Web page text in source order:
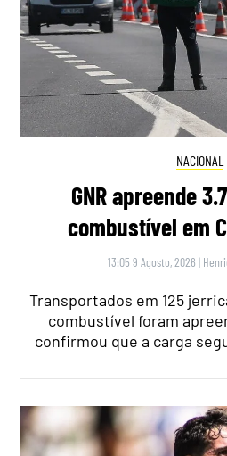
NACIONAL
GNR apreende
combustível em
13:05 9 Agosto, 2026 |
Transportados em 125
combustível foram
confirmou que a carga